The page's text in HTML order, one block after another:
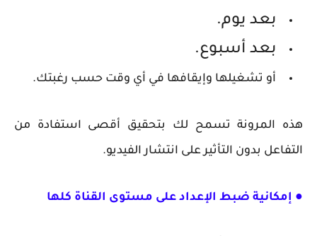
بعد يوم.
بعد أسبوع.
أو تشغيلها وإيقافها في أي وقت حسب رغبتك.
هذه المرونة تسمح لك بتحقيق أقصى استفادة من
التفاعل بدون التأثير على انتشار الفيديو.
● إمكانية ضبط الإعداد على مستوى القناة كلها